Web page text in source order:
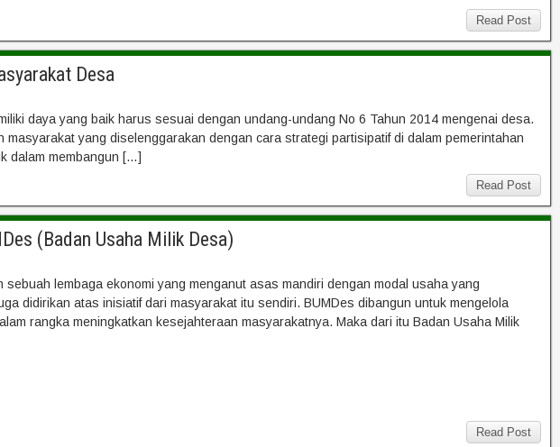
Read Post
Desa
daya yang baik harus sesuai dengan undang-undang No 6 Tahun 2014 mengenai desa.
yang diselenggarakan dengan cara strategi partisipatif di dalam pemerintahan
dalam membangun […]
Read Post
(Badan Usaha Milik Desa)
lembaga ekonomi yang menganut asas mandiri dengan modal usaha yang
didirikan atas inisiatif dari masyarakat itu sendiri. BUMDes dibangun untuk mengelola
rangka meningkatkan kesejahteraan masyarakatnya. Maka dari itu Badan Usaha Milik
Read Post